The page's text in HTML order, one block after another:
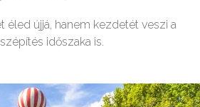
éled újjá, hanem kezdetét veszi a
időszaka is.